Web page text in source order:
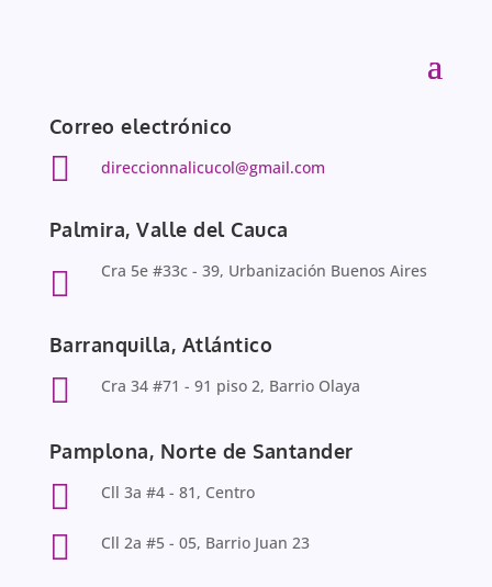
Correo electrónico
 direccionnalicucol@gmail.com
Palmira, Valle del Cauca
 Cra 5e #33c - 39, Urbanización Buenos Aires
Barranquilla, Atlántico
 Cra 34 #71 - 91 piso 2, Barrio Olaya
Pamplona, Norte de Santander
 Cll 3a #4 - 81, Centro
 Cll 2a #5 - 05, Barrio Juan 23